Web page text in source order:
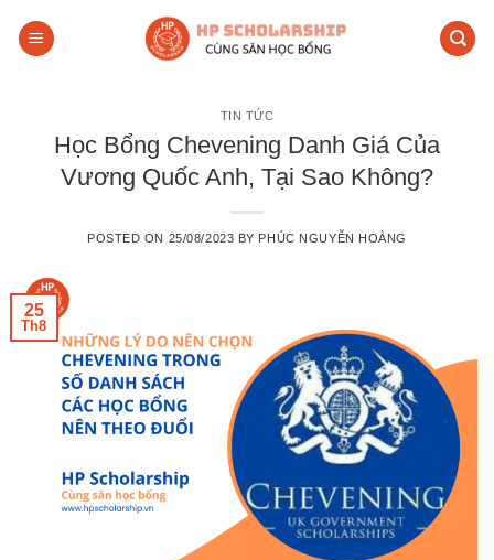
TIN TỨC
Học Bổng Chevening Danh Giá Của
Vương Quốc Anh, Tại Sao Không?
POSTED ON 25/08/2023 BY PHÚC NGUYỄN HOÀNG
25
Th8